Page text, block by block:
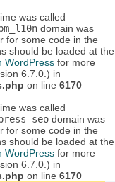
was called
domain was
for some code in the
should be loaded at the
WordPress for more
6.7.0.) in
on line 6170
was called
seo domain was
for some code in the
should be loaded at the
WordPress for more
6.7.0.) in
on line 6170